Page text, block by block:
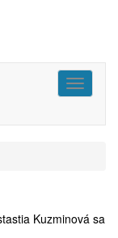
Toggle